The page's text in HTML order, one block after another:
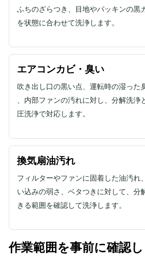
ふちのざらつき、目地やパッキンの黒
を状態に合わせて洗浄します。
エアコンカビ・臭い
吹き出し口の黒い点、運転時の湿った
、内部ファンの汚れに対し、分解洗浄
圧洗浄で対応します。
換気扇油汚れ
フィルターやファンに固着した油汚れ
い込みの弱さ、ベタつきに対して、分
きる範囲を確認して洗浄します。
作業範囲を事前に確認し